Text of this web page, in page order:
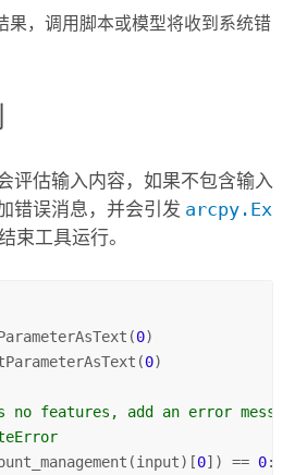
果，调用脚本或模型将收到系统错
评估输入内容，如果不包含输入
错误消息，并会引发 arcpy.Ex
束工具运行。
0)
0)
features, add an error
0]) == 0: